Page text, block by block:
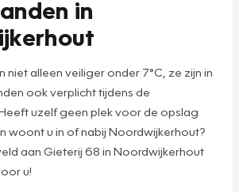
in
niet alleen veiliger onder 7°C, ze zijn in
ook verplicht tijdens de
uzelf geen plek voor de opslag
woont u in of nabij Noordwijkerhout?
aan Gieterij 68 in Noordwijkerhout
u!